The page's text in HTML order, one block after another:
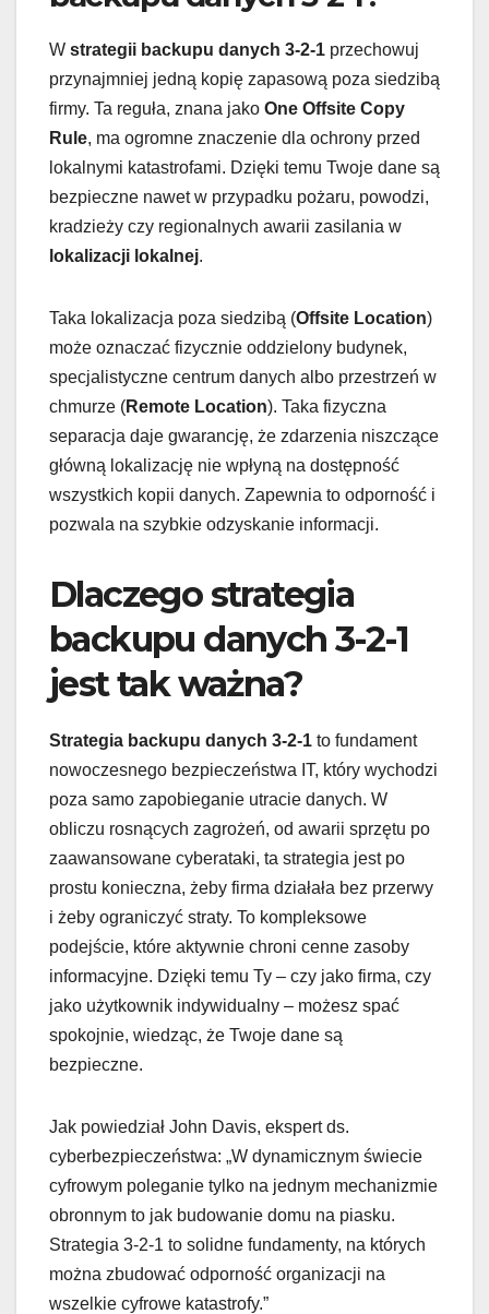
W strategii backupu danych 3-2-1 przechowuj
przynajmniej jedną kopię zapasową poza siedzibą
firmy. Ta reguła, znana jako One Offsite Copy
Rule, ma ogromne znaczenie dla ochrony przed
lokalnymi katastrofami. Dzięki temu Twoje dane są
bezpieczne nawet w przypadku pożaru, powodzi,
kradzieży czy regionalnych awarii zasilania w
lokalizacji lokalnej.
Taka lokalizacja poza siedzibą (Offsite Location)
może oznaczać fizycznie oddzielony budynek,
specjalistyczne centrum danych albo przestrzeń w
chmurze (Remote Location). Taka fizyczna
separacja daje gwarancję, że zdarzenia niszczące
główną lokalizację nie wpłyną na dostępność
wszystkich kopii danych. Zapewnia to odporność i
pozwala na szybkie odzyskanie informacji.
Dlaczego strategia
backupu danych 3-2-1
jest tak ważna?
Strategia backupu danych 3-2-1 to fundament
nowoczesnego bezpieczeństwa IT, który wychodzi
poza samo zapobieganie utracie danych. W
obliczu rosnących zagrożeń, od awarii sprzętu po
zaawansowane cyberataki, ta strategia jest po
prostu konieczna, żeby firma działała bez przerwy
i żeby ograniczyć straty. To kompleksowe
podejście, które aktywnie chroni cenne zasoby
informacyjne. Dzięki temu Ty – czy jako firma, czy
jako użytkownik indywidualny – możesz spać
spokojnie, wiedząc, że Twoje dane są
bezpieczne.
Jak powiedział John Davis, ekspert ds.
cyberbezpieczeństwa: „W dynamicznym świecie
cyfrowym poleganie tylko na jednym mechanizmie
obronnym to jak budowanie domu na piasku.
Strategia 3-2-1 to solidne fundamenty, na których
można zbudować odporność organizacji na
wszelkie cyfrowe katastrofy.”